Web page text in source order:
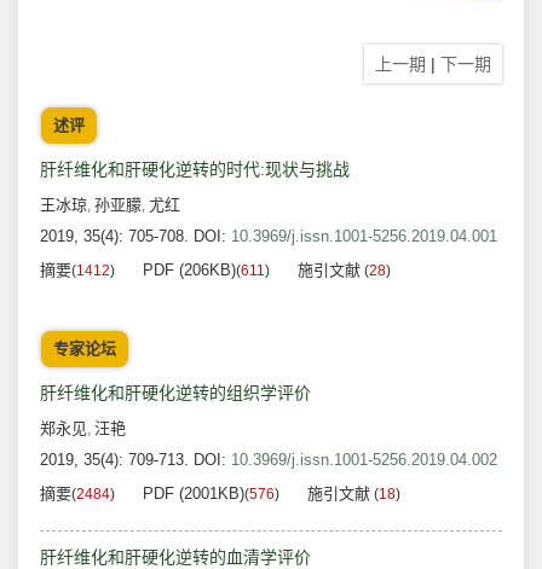
上一期 | 下一期
述评
肝纤维化和肝硬化逆转的时代:现状与挑战
王冰琼, 孙亚朦, 尤红
2019, 35(4): 705-708. DOI: 10.3969/j.issn.1001-5256.2019.04.001
摘要(1412) PDF (206KB)(611) 施引文献 (28)
专家论坛
肝纤维化和肝硬化逆转的组织学评价
郑永见, 汪艳
2019, 35(4): 709-713. DOI: 10.3969/j.issn.1001-5256.2019.04.002
摘要(2484) PDF (2001KB)(576) 施引文献 (18)
肝纤维化和肝硬化逆转的血清学评价